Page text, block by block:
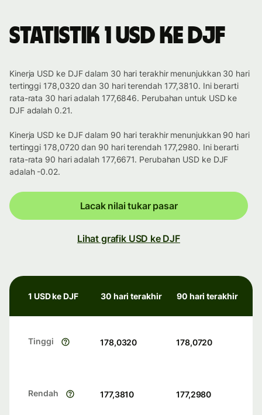
Statistik 1 USD ke DJF
Kinerja USD ke DJF dalam 30 hari terakhir menunjukkan 30 hari
tertinggi 178,0320 dan 30 hari terendah 177,3810. Ini berarti
rata-rata 30 hari adalah 177,6846. Perubahan untuk USD ke
DJF adalah 0.21.
Kinerja USD ke DJF dalam 90 hari terakhir menunjukkan 90 hari
tertinggi 178,0720 dan 90 hari terendah 177,2980. Ini berarti
rata-rata 90 hari adalah 177,6671. Perubahan USD ke DJF
adalah -0.02.
Lacak nilai tukar pasar
Lihat grafik USD ke DJF
1 USD ke DJF 30 hari terakhir 90 hari terakhir
Tinggi 178,0320 178,0720
Rendah 177,3810 177,2980